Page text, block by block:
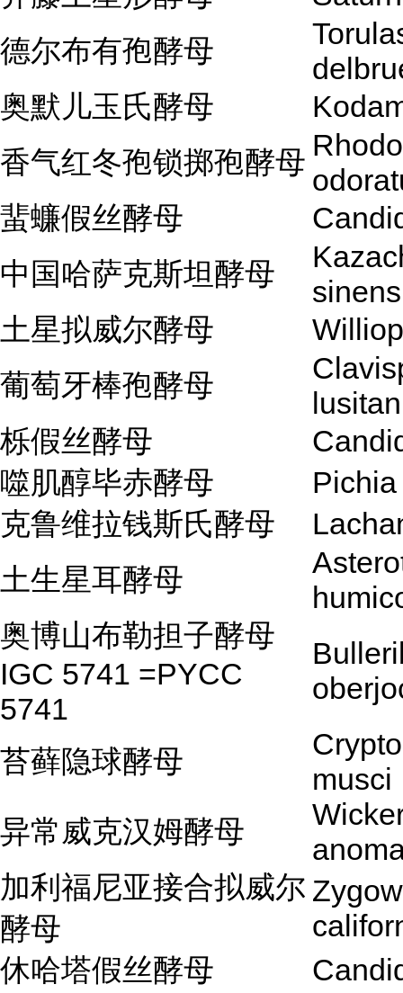
德尔布有孢酵母
奥默儿玉氏酵母
香气红冬孢锁掷孢酵母
蜚蠊假丝酵母
中国哈萨克斯坦酵母
土星拟威尔酵母
葡萄牙棒孢酵母
栎假丝酵母
噬肌醇毕赤酵母
克鲁维拉钱斯氏酵母
土生星耳酵母
奥博山布勒担子酵母
IGC 5741 =PYCC
5741
苔藓隐球酵母
musci
异常威克汉姆酵母
加利福尼亚接合拟威尔
酵母
休哈塔假丝酵母